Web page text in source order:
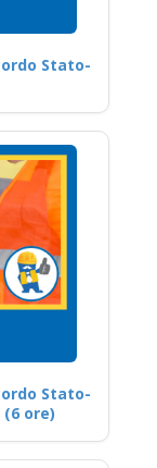
Stato-
Stato-
ore)